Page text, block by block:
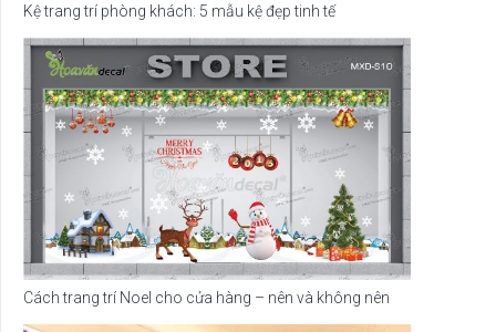
Kệ trang trí phòng khách: 5 mẫu kệ đẹp tinh tế
Cách trang trí Noel cho cửa hàng – nên và không nên